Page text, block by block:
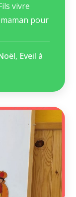
vivre
pour
, Eveil à